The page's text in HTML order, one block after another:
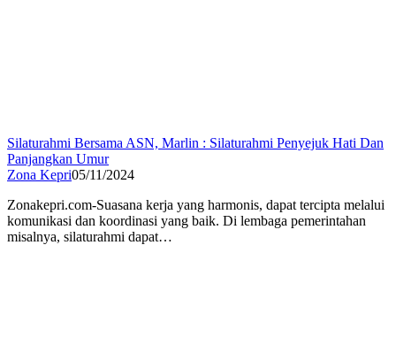
Silaturahmi Bersama ASN, Marlin : Silaturahmi Penyejuk Hati Dan
Panjangkan Umur
Zona Kepri05/11/2024
Zonakepri.com-Suasana kerja yang harmonis, dapat tercipta melalui
komunikasi dan koordinasi yang baik. Di lembaga pemerintahan
misalnya, silaturahmi dapat…